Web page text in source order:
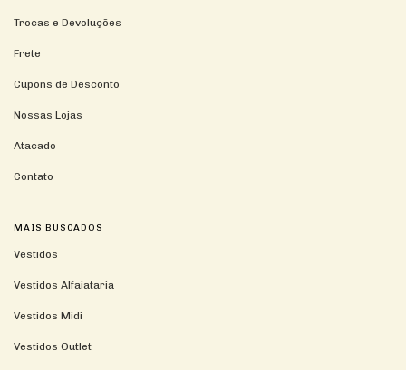
Trocas e Devoluções
Frete
Cupons de Desconto
Nossas Lojas
Atacado
Contato
MAIS BUSCADOS
Vestidos
Vestidos Alfaiataria
Vestidos Midi
Vestidos Outlet